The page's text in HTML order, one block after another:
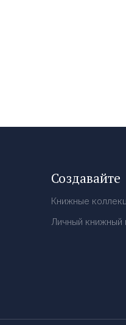
Создавайте
Книжные
Личный книжный